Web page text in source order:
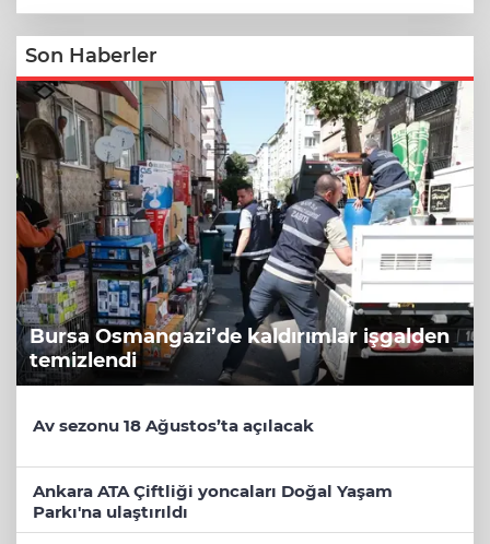
Son Haberler
Bursa Osmangazi’de kaldırımlar işgalden
temizlendi
Av sezonu 18 Ağustos’ta açılacak
Ankara ATA Çiftliği yoncaları Doğal Yaşam
Parkı'na ulaştırıldı